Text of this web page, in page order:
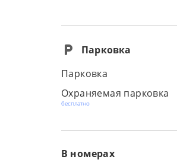
Парковка
Парковка
Охраняемая парковка
бесплатно
В номерах